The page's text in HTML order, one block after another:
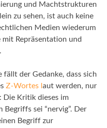
und Machtstrukturen
zu sehen, ist auch keine
Medien wiederum
Repräsentation und
fällt der Gedanke, dass sich
Z-Wortes l aut werden, nur
Die Kritik dieses im
Begriffs sei “nervig”. Der
Begriff zur